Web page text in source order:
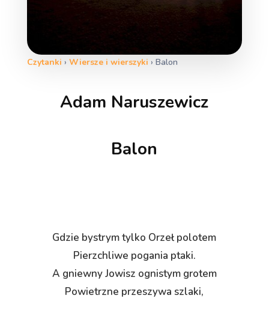
Czytanki › Wiersze i wierszyki › Balon
Adam Naruszewicz
Balon
Gdzie bystrym tylko Orzeł polotem
Pierzchliwe pogania ptaki.
A gniewny Jowisz ognistym grotem
Powietrzne przeszywa szlaki,